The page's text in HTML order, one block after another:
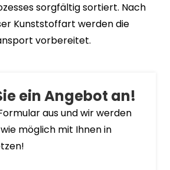
sorgfältig sortiert. Nach
Kunststoffart werden die
vorbereitet.
ein Angebot an!
aus und wir werden
möglich mit Ihnen in